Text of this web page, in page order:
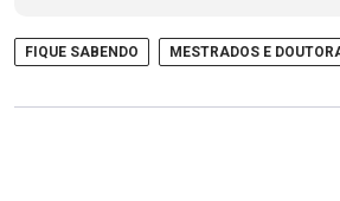
FIQUE SABENDO MESTRADOS E